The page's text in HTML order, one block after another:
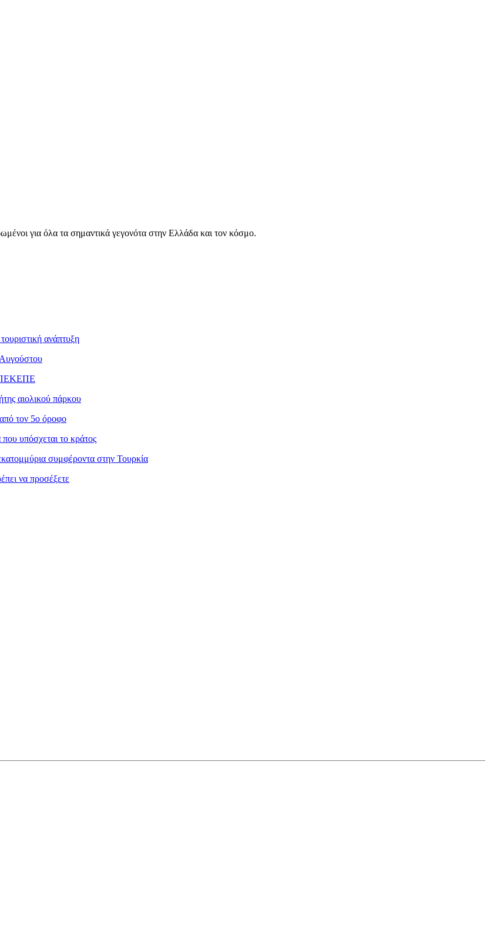
για όλα τα σημαντικά γεγονότα στην Ελλάδα και τον κόσμο.
ανάπτυξη
Αυγούστου
αιολικού πάρκου
τον 5ο όροφο
υπόσχεται το κράτος
συμφέροντα στην Τουρκία
να προσέξετε